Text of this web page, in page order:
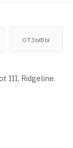
ОТЗЫВЫ
III, Ridgeline.